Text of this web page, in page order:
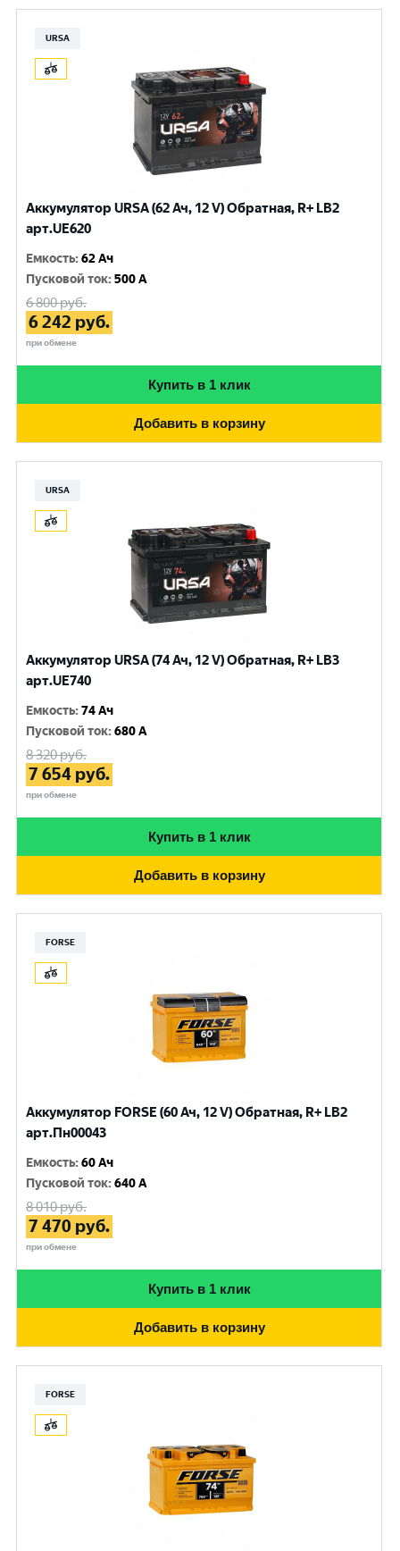
URSA
Аккумулятор URSA (62 Ач, 12 V) Обратная, R+ LB2
арт.UE620
Емкость:62 Ач
Пусковой ток:500 A
6 800руб.
6 242 руб.
при обмене
Купить в 1 клик
Добавить в корзину
URSA
Аккумулятор URSA (74 Ач, 12 V) Обратная, R+ LB3
арт.UE740
Емкость:74 Ач
Пусковой ток:680 A
8 320руб.
7 654 руб.
при обмене
Купить в 1 клик
Добавить в корзину
FORSE
Аккумулятор FORSE (60 Ач, 12 V) Обратная, R+ LB2
арт.Пн00043
Емкость:60 Ач
Пусковой ток:640 A
8 010руб.
7 470 руб.
при обмене
Купить в 1 клик
Добавить в корзину
FORSE